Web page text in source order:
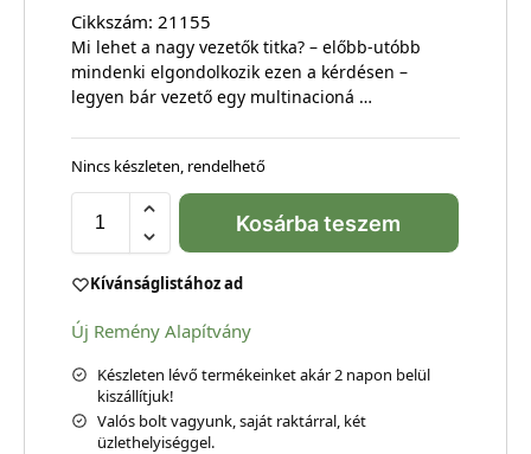
Cikkszám: 21155
Mi lehet a nagy vezetők titka? – előbb-utóbb
mindenki elgondolkozik ezen a kérdésen –
legyen bár vezető egy multinacioná …
Nincs készleten, rendelhető
Kosárba teszem
Kívánságlistához ad
Új Remény Alapítvány
Készleten lévő termékeinket akár 2 napon belül
kiszállítjuk!
Valós bolt vagyunk, saját raktárral, két
üzlethelyiséggel.